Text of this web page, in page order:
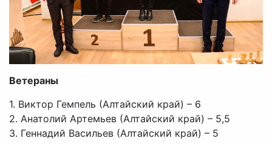
Ветераны
1. Виктор Гемпель (Алтайский край) – 6
2. Анатолий Артемьев (Алтайский край) – 5,5
3. Геннадий Васильев (Алтайский край) – 5